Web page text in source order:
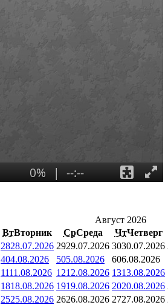
Август 2026
ВтВторник СрСреда ЧтЧетверг
2828.07.2026 2929.07.2026 3030.07.2026
404.08.2026 505.08.2026 606.08.2026
1111.08.2026 1212.08.2026 1313.08.2026
1818.08.2026 1919.08.2026 2020.08.2026
2525.08.2026 2626.08.2026 2727.08.2026